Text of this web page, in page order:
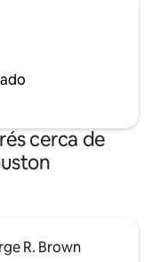
cerca de
R. Brown